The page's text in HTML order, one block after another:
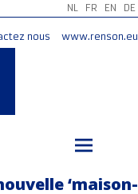
NL FR EN DE
nous www.renson.eu
‘maison-